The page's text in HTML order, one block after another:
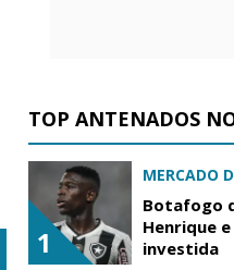
TOP ANTENADOS
1
MERCADO
Botafogo
Henrique
investida